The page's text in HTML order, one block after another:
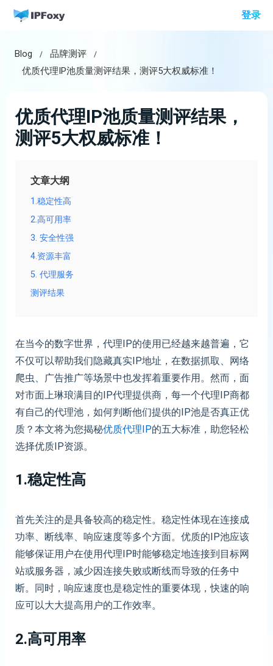
登录
Blog
品牌测评
优质代理IP池质量测评结果，测评5大权威标准！
优质代理IP池质量测评结果，
测评5大权威标准！
文章大纲
1.稳定性高
2.高可用率
3. 安全性强
4.资源丰富
5. 代理服务
测评结果
在当今的数字世界，代理IP的使用已经越来越普遍，它
不仅可以帮助我们隐藏真实IP地址，在数据抓取、网络
爬虫、广告推广等场景中也发挥着重要作用。然而，面
对市面上琳琅满目的IP代理提供商，每一个代理IP商都
有自己的代理池，如何判断他们提供的IP池是否真正优
质？本文将为您揭秘优质代理IP的五大标准，助您轻松
选择优质IP资源。
1.稳定性高
首先关注的是具备较高的稳定性。稳定性体现在连接成
功率、断线率、响应速度等多个方面。优质的IP池应该
能够保证用户在使用代理IP时能够稳定地连接到目标网
站或服务器，减少因连接失败或断线而导致的任务中
断。同时，响应速度也是稳定性的重要体现，快速的响
应可以大大提高用户的工作效率。
2.高可用率